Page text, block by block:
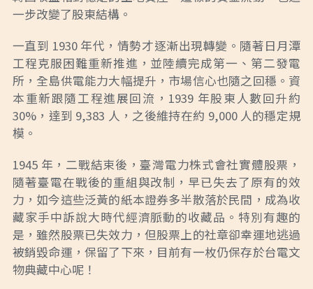
一步改變了股東結構。
一直到 1930 年代，情勢才逐漸出現轉變。隨著日月潭
工程克服困難重新推進，並陸續完成第一、第二發電
所，全島供電能力大幅提升，市場信心也隨之回穩。資
本重新跟隨工程進展回流，1939 年股東人數回升約
30%，達到 9,383 人，之後維持在約 9,000 人的穩定規
模。
1945 年，二戰結束後，臺灣電力株式會社實體股票，
隨著臺電在戰後的重組與改制，早已失去了原有的效
力，如今這些泛黃的紙本證券多半散落於民間，成為收
藏家手中訴說大時代經濟脈動的收藏品。特別有趣的
是，雖然股票已失效力，但股票上的社章卻幸運地逃過
被銷毀命運，保留了下來，目前有一枚仍保存於台電文
物典藏中心呢！